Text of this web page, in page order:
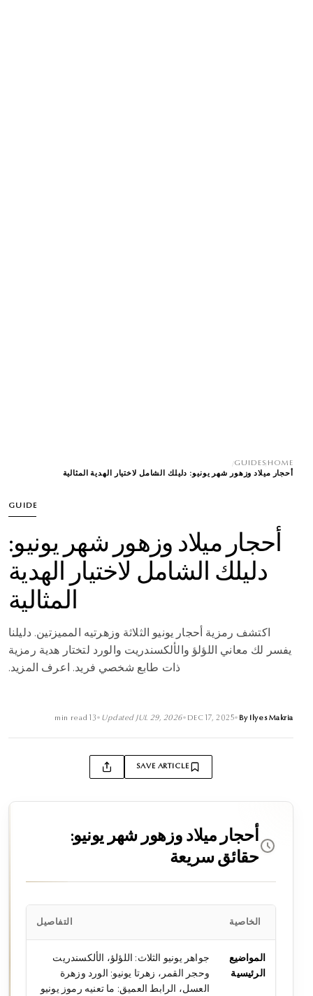
HOME
/
GUIDES
/
أحجار ميلاد وزهور شهر يونيو: دليلك الشامل لاختيار الهدية المثالية
GUIDE
أحجار ميلاد وزهور شهر يونيو:
دليلك الشامل لاختيار الهدية
المثالية
اكتشف رمزية أحجار يونيو الثلاثة وزهرتيه المميزتين. دليلنا
يفسر لك معاني اللؤلؤ والألكسندريت والورد لتختار هدية رمزية
ذات طابع شخصي فريد. اعرف المزيد.
ByIlyes Makria
•
DEC 17, 2025
•
UpdatedJUL 29, 2026
•
13
min read
SAVE ARTICLE
أحجار ميلاد وزهور شهر يونيو:
حقائق سريعة
الخاصية التفاصيل
المواضيع
الرئيسية
جواهر يونيو الثلاث: اللؤلؤ، الألكسندريت
وحجر القمر، زهرتا يونيو: الورد وزهرة
العسل، الرابط العميق: ما تعنيه رموز يونيو